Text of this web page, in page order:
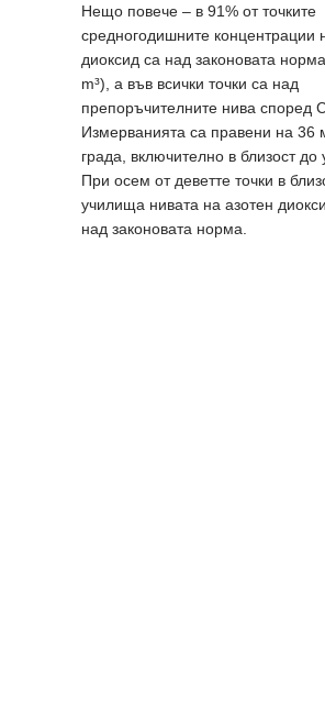
Нещо повече – в 91% от точките
средногодишните концентрации
диоксид са над законовата
m³), а във всички точки са над
препоръчителните нива според
Измерванията са правени на 36
града, включително в близост до
При осем от деветте точки в
училища нивата на азотен
над законовата норма.